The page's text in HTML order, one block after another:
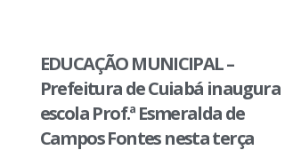
EDUCAÇÃO MUNICIPAL –
Prefeitura de Cuiabá inaugura
escola Prof.ª Esmeralda de
Campos Fontes nesta terça